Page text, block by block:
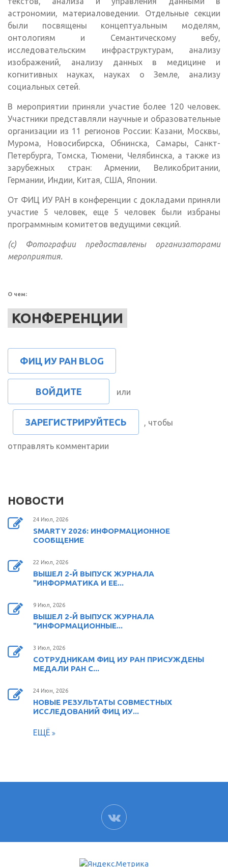
астрономии, материаловедении. Отдельные секции
были посвящены концептуальным моделям,
онтологиям и Семантическому вебу,
исследовательским инфраструктурам, анализу
изображений, анализу данных в медицине и
когнитивных науках, науках о Земле, анализу
социальных сетей.
В мероприятии приняли участие более 120 человек.
Участники представляли научные и образовательные
организации из 11 регионов России: Казани, Москвы,
Мурома, Новосибирска, Обнинска, Самары, Санкт-
Петербурга, Томска, Тюмени, Челябинска, а также из
зарубежных стран: Армении, Великобритании,
Германии, Индии, Китая, США, Японии.
От ФИЦ ИУ РАН в конференции с докладами приняли
участие 5 человек, еще 5 человек были избраны
программным комитетов ведущими секций.
(c) Фотографии предоставлены организаторами
мероприятия.
О чем:
КОНФЕРЕНЦИИ
ФИЦ ИУ РАН BLOG
ВОЙДИТЕ или
ЗАРЕГИСТРИРУЙТЕСЬ , чтобы
отправлять комментарии
НОВОСТИ
24 Июл, 2026
SMARTY 2026: ИНФОРМАЦИОННОЕ
СООБЩЕНИЕ
22 Июл, 2026
ВЫШЕЛ 2-Й ВЫПУСК ЖУРНАЛА
"ИНФОРМАТИКА И ЕЕ...
9 Июл, 2026
ВЫШЕЛ 2-Й ВЫПУСК ЖУРНАЛА
"ИНФОРМАЦИОННЫЕ...
3 Июл, 2026
СОТРУДНИКАМ ФИЦ ИУ РАН ПРИСУЖДЕНЫ
МЕДАЛИ РАН С...
24 Июн, 2026
НОВЫЕ РЕЗУЛЬТАТЫ СОВМЕСТНЫХ
ИССЛЕДОВАНИЙ ФИЦ ИУ...
ЕЩЁ
ВК